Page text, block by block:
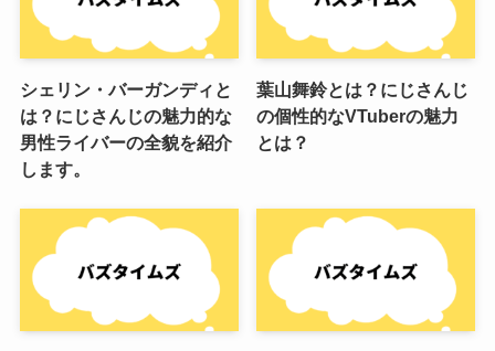
シェリン・バーガンディと
は？にじさんじの魅力的な
男性ライバーの全貌を紹介
します。
葉山舞鈴とは？にじさんじ
の個性的なVTuberの魅力
とは？